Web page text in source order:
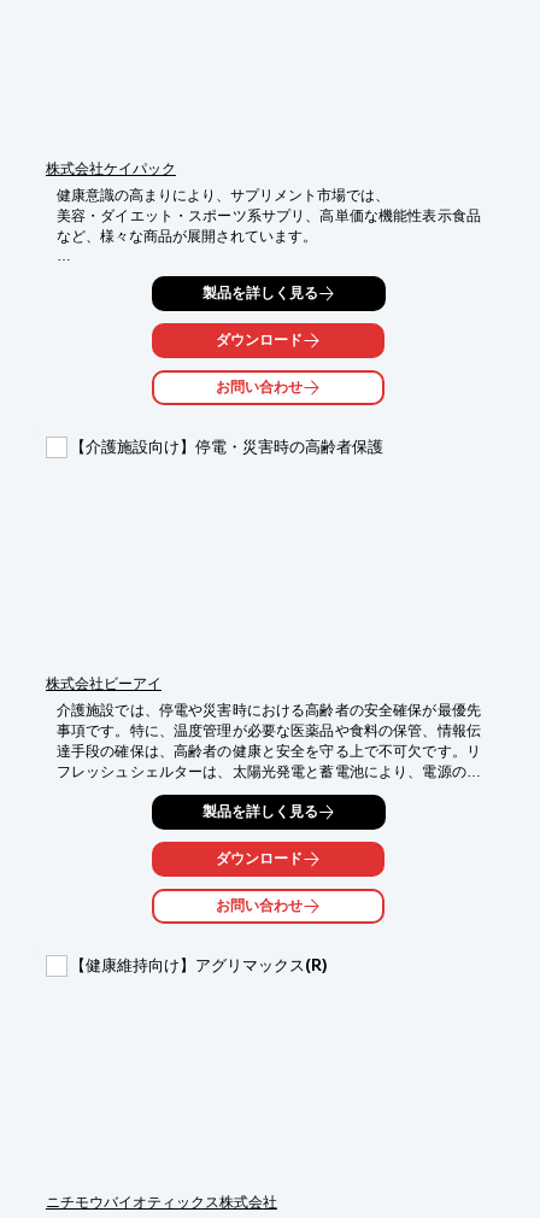
株式会社ケイパック
健康意識の高まりにより、サプリメント市場では、
美容・ダイエット・スポーツ系サプリ、高単価な機能性表示食品
など、様々な商品が展開されています。
消費者が手軽に持ち運びができ、必要な時に摂取できるパッケー
カプセルや錠剤を一粒ずつ包装するＰＴＰ包装や、個包装された
商品を収納する外装箱として活用されるのがサック箱です。
サック箱の機能性だけではなく、サック箱表面にはブランドロゴ
や商品イメージを印刷し、消費者に安心感を与えるツールとして
また裏面には商品の用途などを記載できるスペースを広く確保で
きるため、
商品を守るだけでなく、ブランド価値を高めるサック箱のご提案
をいたします。
製品を詳しく見る
ダウンロード
お問い合わせ
【介護施設向け】停電・災害時の高齢者保護
株式会社ビーアイ
介護施設では、停電や災害時における高齢者の安全確保が最優先
事項です。特に、温度管理が必要な医薬品や食料の保管、情報伝
達手段の確保は、高齢者の健康と安全を守る上で不可欠です。リ
フレッシュシェルターは、太陽光発電と蓄電池により、電源のな
い場所でも冷蔵・冷凍機能を維持し、医薬品や食料の品質を保全
します。また、Wi-Fi環境を提供し、外部との情報連携を可能にし
ます。緊急時の高齢者保護を支え、入居者の安心を守ります。
【活用シーン】
・医薬品の備蓄倉庫
・災害対策本部
【導入の効果】
製品を詳しく見る
ダウンロード
お問い合わせ
【健康維持向け】アグリマックス(R)
ニチモウバイオティックス株式会社